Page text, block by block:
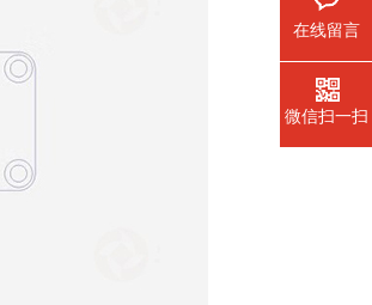
在线留言
微信扫一扫